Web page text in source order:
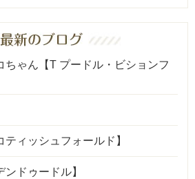
ちゃん【T プードル・ビションフ
ティッシュフォールド】
ドゥードル】